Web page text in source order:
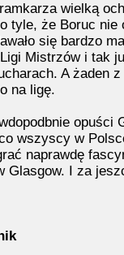
wielką
tyle, że Boruc
się bardzo
Mistrzów i tak
A żaden
na ligę.
opuści
wszyscy w
naprawdę
Glasgow. I za